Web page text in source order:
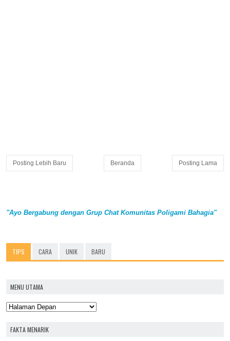
Posting Lebih Baru Posting Lama
Beranda
"Ayo Bergabung dengan Grup Chat Komunitas Poligami Bahagia"
TIPS CARA UNIK BARU
MENU UTAMA
FAKTA MENARIK